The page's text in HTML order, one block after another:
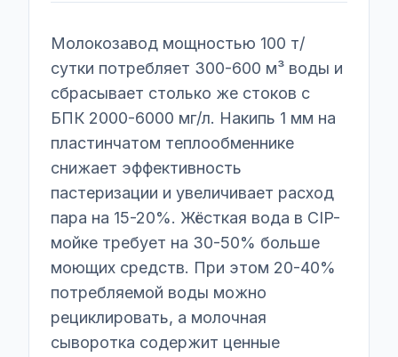
Молокозавод мощностью 100 т/
сутки потребляет 300-600 м³ воды и
сбрасывает столько же стоков с
БПК 2000-6000 мг/л. Накипь 1 мм на
пластинчатом теплообменнике
снижает эффективность
пастеризации и увеличивает расход
пара на 15-20%. Жёсткая вода в CIP-
мойке требует на 30-50% больше
моющих средств. При этом 20-40%
потребляемой воды можно
рециклировать, а молочная
сыворотка содержит ценные